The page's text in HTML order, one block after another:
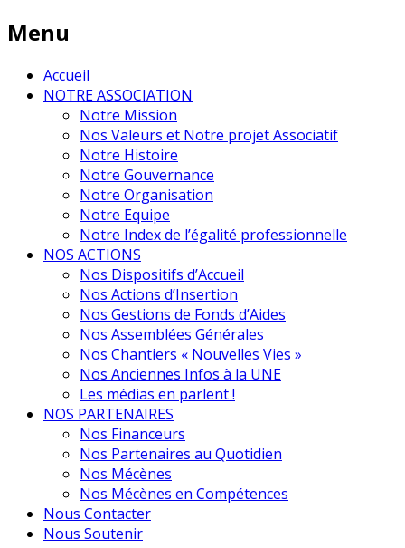
Menu
Accueil
NOTRE ASSOCIATION
Notre Mission
Nos Valeurs et Notre projet Associatif
Notre Histoire
Notre Gouvernance
Notre Organisation
Notre Equipe
Notre Index de l’égalité professionnelle
NOS ACTIONS
Nos Dispositifs d’Accueil
Nos Actions d’Insertion
Nos Gestions de Fonds d’Aides
Nos Assemblées Générales
Nos Chantiers « Nouvelles Vies »
Nos Anciennes Infos à la UNE
Les médias en parlent !
NOS PARTENAIRES
Nos Financeurs
Nos Partenaires au Quotidien
Nos Mécènes
Nos Mécènes en Compétences
Nous Contacter
Nous Soutenir